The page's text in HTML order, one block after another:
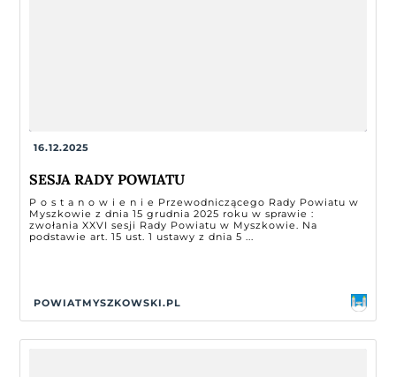
16.12.2025
SESJA RADY POWIATU
P o s t a n o w i e n i e Przewodniczącego Rady Powiatu w
Myszkowie z dnia 15 grudnia 2025 roku w sprawie :
zwołania XXVI sesji Rady Powiatu w Myszkowie. Na
podstawie art. 15 ust. 1 ustawy z dnia 5 ...
POWIATMYSZKOWSKI.PL